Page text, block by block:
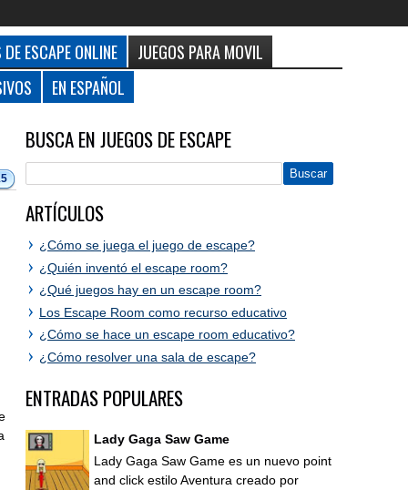
ESCAPE ONLINE
JUEGOS PARA MOVIL
EN ESPAÑOL
BUSCA EN JUEGOS DE ESCAPE
ARTÍCULOS
¿Cómo se juega el juego de escape?
¿Quién inventó el escape room?
¿Qué juegos hay en un escape room?
Los Escape Room como recurso educativo
¿Cómo se hace un escape room educativo?
¿Cómo resolver una sala de escape?
ENTRADAS POPULARES
Lady Gaga Saw Game
Lady Gaga Saw Game es un nuevo point
and click estilo Aventura creado por